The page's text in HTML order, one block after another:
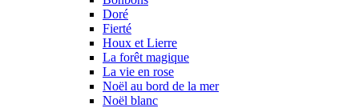
Doré
Fierté
Houx et Lierre
La forêt magique
La vie en rose
Noël au bord de la mer
Noël blanc